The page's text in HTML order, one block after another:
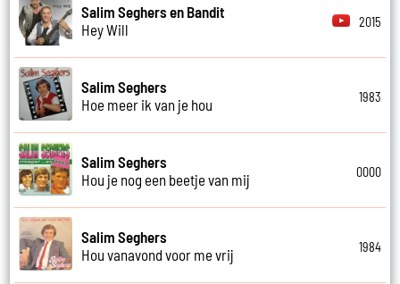
Salim Seghers en Bandit
Hey Will
2015
Salim Seghers
Hoe meer ik van je hou
1983
Salim Seghers
Hou je nog een beetje van mij
0000
Salim Seghers
Hou vanavond voor me vrij
1984